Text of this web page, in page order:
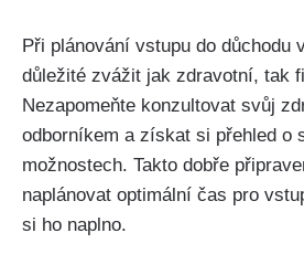
Při plánování vstupu do důchodu
důležité zvážit jak zdravotní, tak
Nezapomeňte konzultovat svůj
odborníkem a získat si přehled o
možnostech. Takto dobře
naplánovat optimální čas pro
si ho naplno.